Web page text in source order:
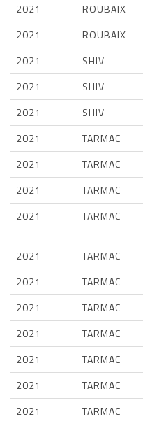
2021
ROUBAIX
2021
ROUBAIX
2021
SHIV
2021
SHIV
2021
SHIV
2021
TARMAC
2021
TARMAC
2021
TARMAC
2021
TARMAC
2021
TARMAC
2021
TARMAC
2021
TARMAC
2021
TARMAC
2021
TARMAC
2021
TARMAC
2021
TARMAC